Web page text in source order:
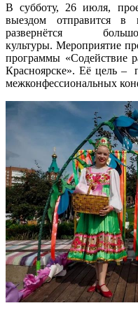
В субботу, 26 июля,
выездом отправится в
развернётся
культуры. Мероприятие
программы «Содействие
Красноярске». Её цель –
межконфессиональных